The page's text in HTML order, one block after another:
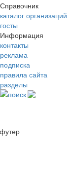
Справочник
каталог организаций
госты
Информация
контакты
реклама
подписка
правила сайта
разделы
поиск
футер